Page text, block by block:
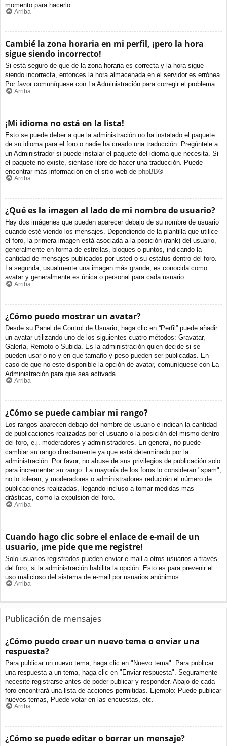
momento para hacerlo.
Arriba
Cambié la zona horaria en mi perfil, ¡pero la hora
sigue siendo incorrecto!
Si está seguro de que de la zona horaria es correcta y la hora sigue
siendo incorrecta, entonces la hora almacenada en el servidor es errónea.
Por favor comuníquese con La Administración para corregir el problema.
Arriba
¡Mi idioma no está en la lista!
Esto se puede deber a que la administración no ha instalado el paquete
de su idioma para el foro o nadie ha creado una traducción. Pregúntele a
un Administrador si puede instalar el paquete del idioma que necesita. Si
el paquete no existe, siéntase libre de hacer una traducción. Puede
encontrar más información en el sitio web de phpBB®
Arriba
¿Qué es la imagen al lado de mi nombre de usuario?
Hay dos imágenes que pueden aparecer debajo de su nombre de usuario
cuando esté viendo los mensajes. Dependiendo de la plantilla que utilice
el foro, la primera imagen está asociada a la posición (rank) del usuario,
generalmente en forma de estrellas, bloques o puntos, indicando la
cantidad de mensajes publicados por usted o su estatus dentro del foro.
La segunda, usualmente una imagen más grande, es conocida como
avatar y generalmente es única o personal para cada usuario.
Arriba
¿Cómo puedo mostrar un avatar?
Desde su Panel de Control de Usuario, haga clic en “Perfil” puede añadir
un avatar utilizando uno de los siguientes cuatro métodos: Gravatar,
Galería, Remoto o Subida. Es la administración quien decide si se
pueden usar o no y en que tamaño y peso pueden ser publicadas. En
caso de que no este disponible la opción de avatar, comuníquese con La
Administración para que sea activada.
Arriba
¿Cómo se puede cambiar mi rango?
Los rangos aparecen debajo del nombre de usuario e indican la cantidad
de publicaciones realizadas por el usuario o la posición del mismo dentro
del foro, e.j. moderadores y administradores. En general, no puede
cambiar su rango directamente ya que está determinado por la
administración. Por favor, no abuse de sus privilegios de publicación solo
para incrementar su rango. La mayoría de los foros lo consideran "spam",
no lo toleran, y moderadores o administradores reducirán el número de
publicaciones realizadas, llegando incluso a tomar medidas mas
drásticas, como la expulsión del foro.
Arriba
Cuando hago clic sobre el enlace de e-mail de un
usuario, ¡me pide que me registre!
Solo usuarios registrados pueden enviar e-mail a otros usuarios a través
del foro, si la administración habilita la opción. Esto es para prevenir el
uso malicioso del sistema de e-mail por usuarios anónimos.
Arriba
Publicación de mensajes
¿Cómo puedo crear un nuevo tema o enviar una
respuesta?
Para publicar un nuevo tema, haga clic en "Nuevo tema". Para publicar
una respuesta a un tema, haga clic en "Enviar respuesta". Seguramente
necesite registrarse antes de poder publicar y responder. Abajo de cada
foro encontrará una lista de acciones permitidas. Ejemplo: Puede publicar
nuevos temas, Puede votar en las encuestas, etc.
Arriba
¿Cómo se puede editar o borrar un mensaje?